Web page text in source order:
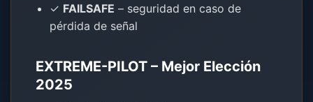
✓ FAILSAFE – seguridad en caso de
pérdida de señal
EXTREME-PILOT – Mejor Elección
2025